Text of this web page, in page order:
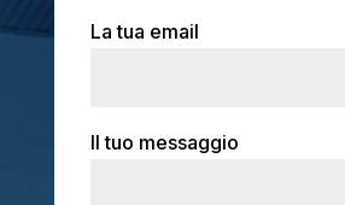
Il tuo nome
La tua email